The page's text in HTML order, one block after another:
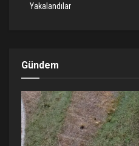
Yakalandılar
Gündem